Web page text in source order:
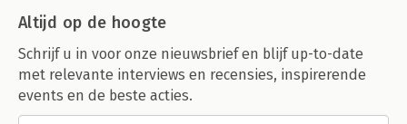
Altijd op de hoogte
Schrijf u in voor onze nieuwsbrief en blijf up-to-date
met relevante interviews en recensies, inspirerende
events en de beste acties.